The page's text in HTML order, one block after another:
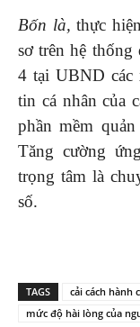
Bốn là,thực
sơ trên hệ
4 tại UBND các
tin cá nhân của
phần mềm
Tăng cường
trọng tâm là
số.
TAGS cải cách hành
mức độ hài lòng của